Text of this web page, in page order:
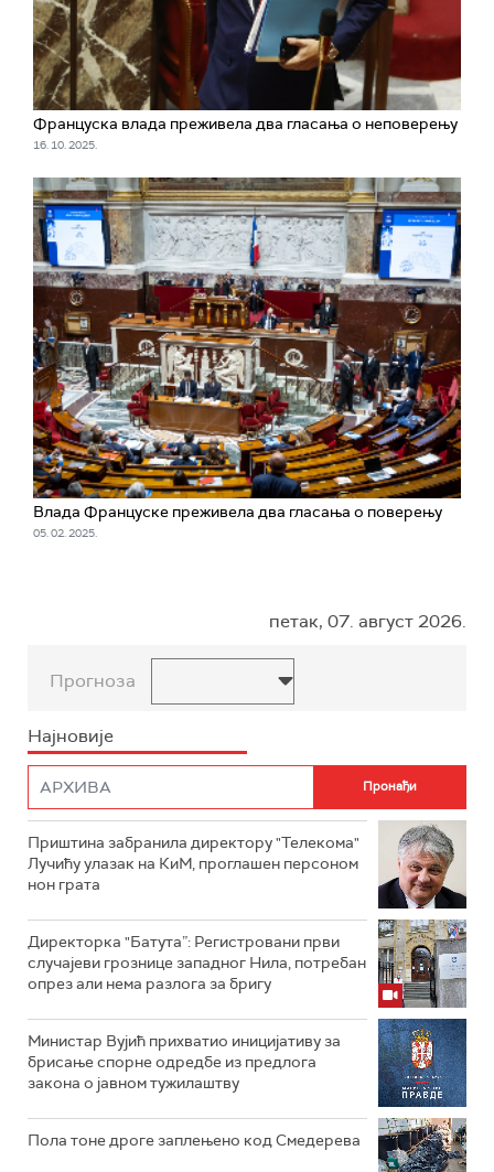
Француска влада преживела два гласања о неповерењу
16. 10. 2025.
Влада Француске преживела два гласања о поверењу
05. 02. 2025.
петак, 07. август 2026.
Прогноза
Најновије
Приштина забранила директору "Телекома"
Лучићу улазак на КиМ, проглашен персоном
нон грата
Директорка "Батута”: Регистровани први
случајеви грознице западног Нила, потребан
опрез али нема разлога за бригу
Министар Вујић прихватио иницијативу за
брисање спорне одредбе из предлога
закона o јавном тужилаштву
Пола тоне дроге заплењено код Смедерева